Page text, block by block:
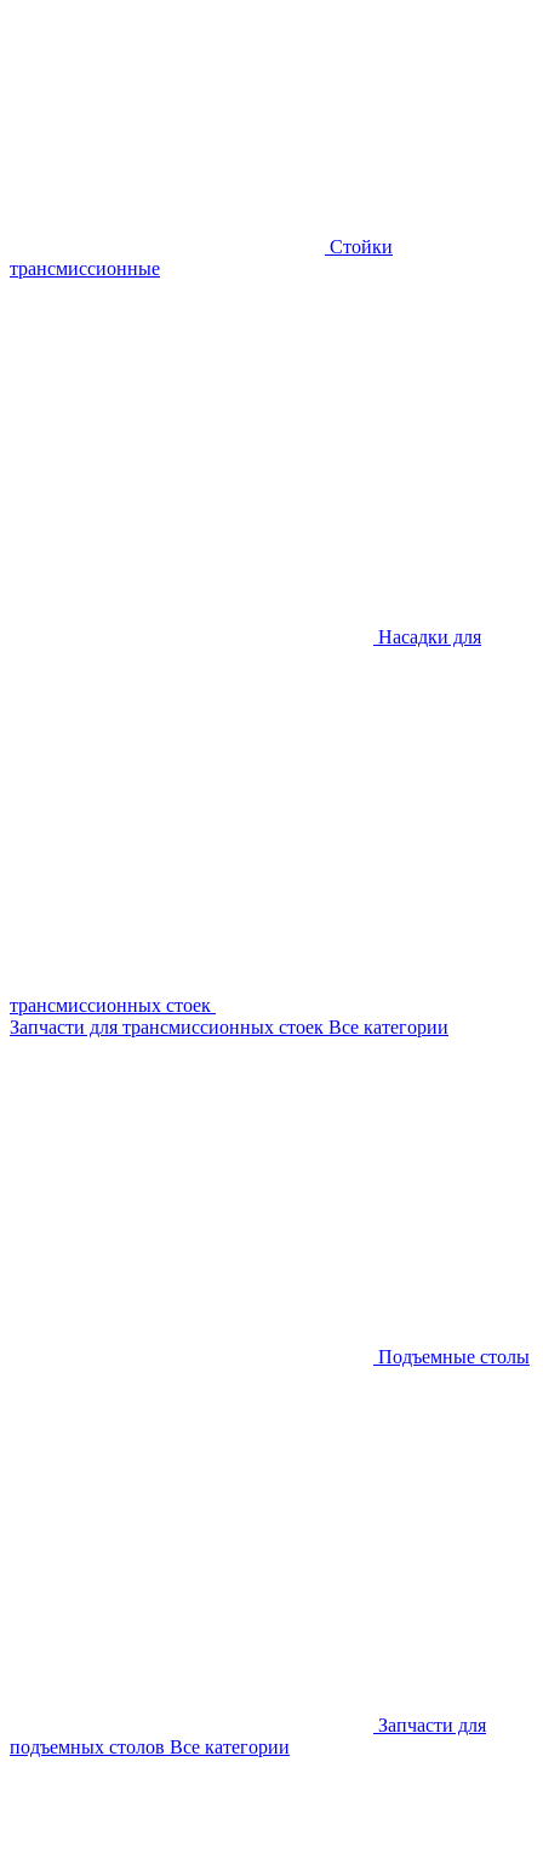
Стойки
трансмиссионные
Насадки для
трансмиссионных стоек
Запчасти для трансмиссионных стоек Все категории
Подъемные столы
Запчасти для
подъемных столов Все категории